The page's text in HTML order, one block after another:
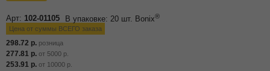
Арт: 102-01105 В упаковке: 20 шт. Bonix®
Цена от суммы ВСЕГО заказа
298.72 р. розница
277.81 р. от 5000 р.
253.91 р. от 10000 р.